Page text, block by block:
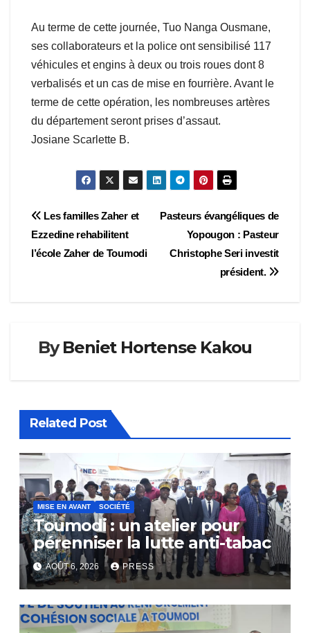
Au terme de cette journée, Tuo Nanga Ousmane,
ses collaborateurs et la police ont sensibilisé 117
véhicules et engins à deux ou trois roues dont 8
verbalisés et un cas de mise en fourrière. Avant le
terme de cette opération, les nombreuses artères
du département seront prises d’assaut.
Josiane Scarlette B.
Navigation
de
Pasteurs évangéliques de
Yopougon : Pasteur
Christophe Seri investit
président.
Les familles Zaher et
Ezzedine rehabilitent
l’école Zaher de Toumodi
ByBeniet Hortense Kakou
Related Post
MISE EN AVANT SOCIÉTÉ
Toumodi : un atelier pour
pérenniser la lutte anti-tabac
AOÛT 6, 2026 PRESS